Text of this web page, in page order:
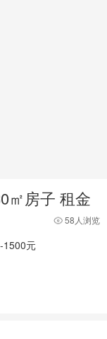
㎡房子 租金
58人浏览
1500元